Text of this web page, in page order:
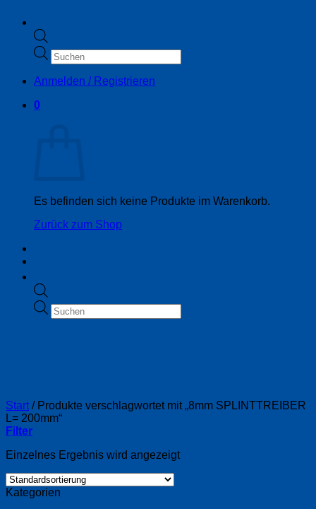
Products
search
Anmelden / Registrieren
0
Es befinden sich keine Produkte im Warenkorb.
Zurück zum Shop
Products
search
Start /Produkte verschlagwortet mit „8mm SPLINTTREIBER
L= 200mm“
Filter
Einzelnes Ergebnis wird angezeigt
Kategorien